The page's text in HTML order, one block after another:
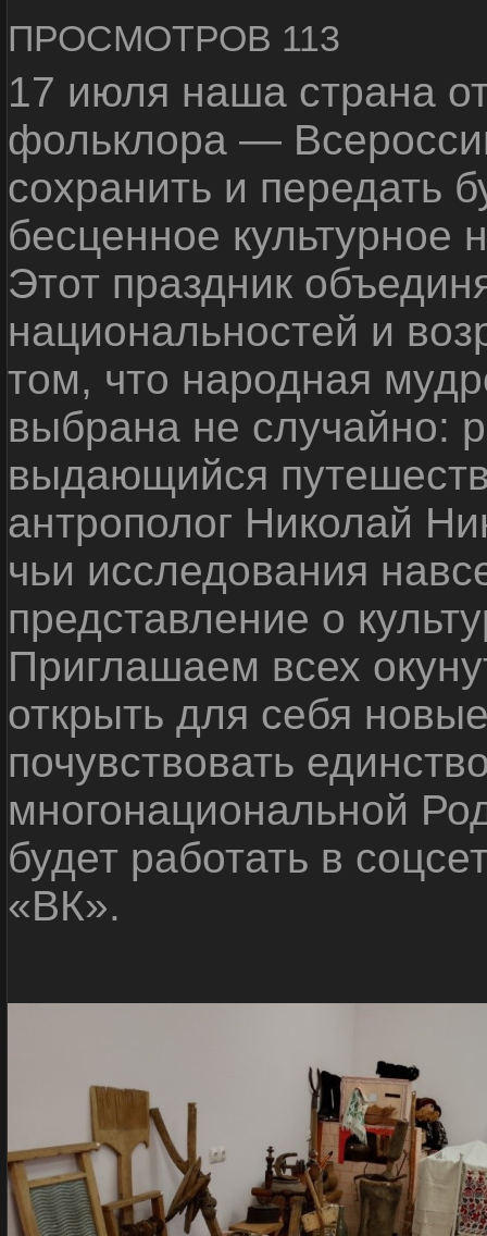
ПРОСМОТРОВ 113
17 июля наша страна
фольклора —
сохранить и передать
бесценное культурное
Этот праздник
национальностей и
том, что народная
выбрана не случайно:
выдающийся
антрополог Николай
чьи исследования
представление о
Приглашаем всех
открыть для себя
почувствовать
многонациональной
будет работать в
«ВК».